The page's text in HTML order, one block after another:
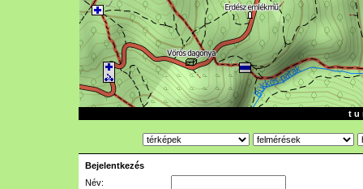
t u
Bejelentkezés
Név: